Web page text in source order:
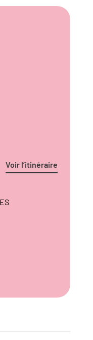
Voir l’itinéraire